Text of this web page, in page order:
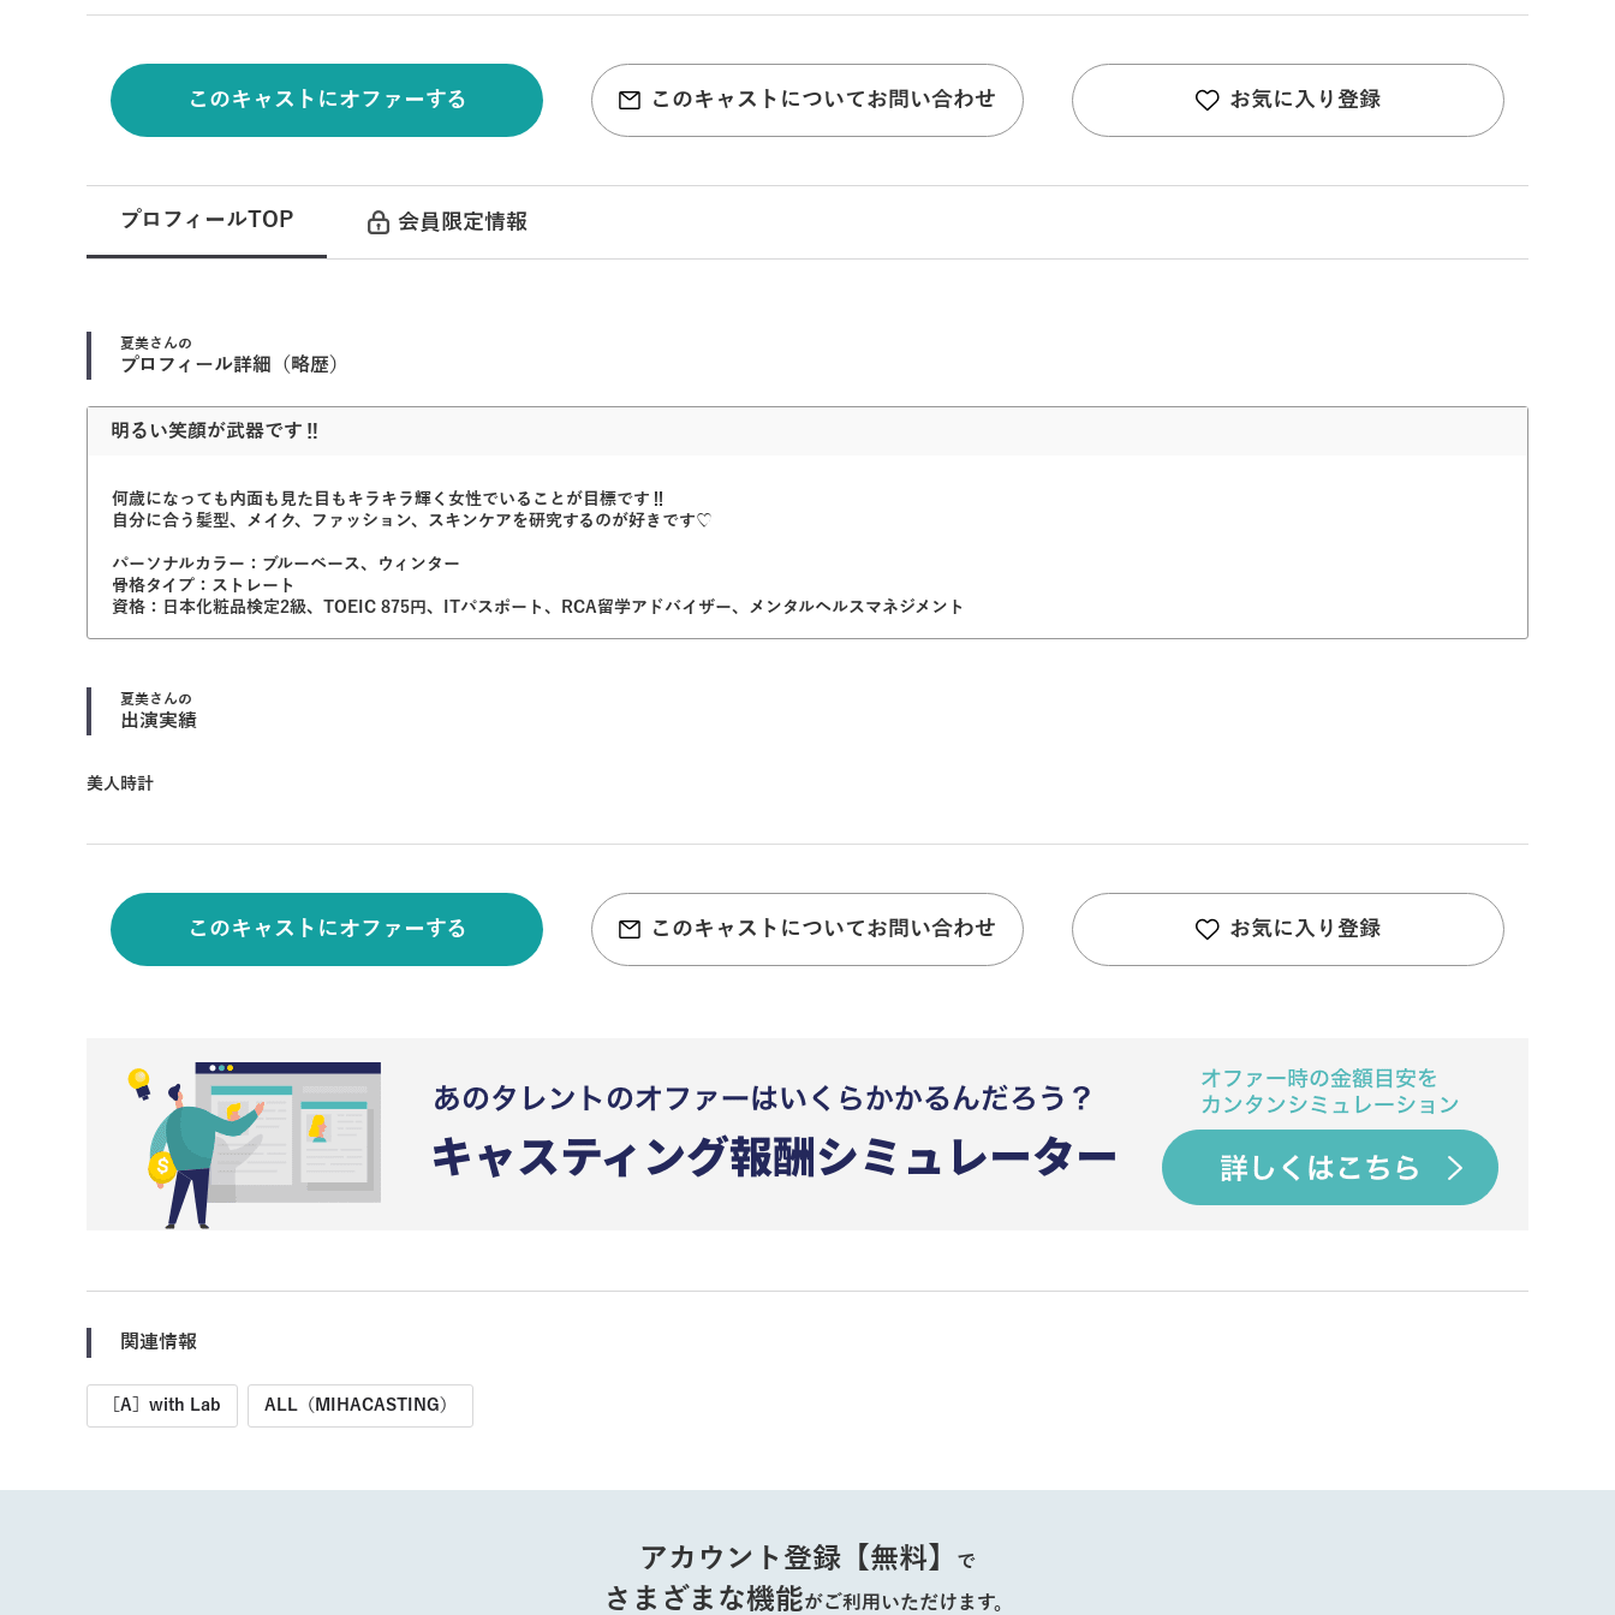
このキャストにオファーする このキャストについてお問い合わせ お気に入り登録
プロフィールTOP 会員限定情報
夏美さんの
プロフィール詳細（略歴）
明るい笑顔が武器です‼︎
何歳になっても内面も見た目もキラキラ輝く女性でいることが目標です‼︎
自分に合う髪型、メイク、ファッション、スキンケアを研究するのが好きです♡
パーソナルカラー：ブルーベース、ウィンター
骨格タイプ：ストレート
資格：日本化粧品検定2級、TOEIC 875円、ITパスポート、RCA留学アドバイザー、メンタルヘルスマネジメント
夏美さんの
出演実績
美人時計
このキャストにオファーする このキャストについてお問い合わせ お気に入り登録
関連情報
［A］with Lab ALL（MIHACASTING）
アカウント登録【無料】 で
さまざまな機能がご利用いただけます。